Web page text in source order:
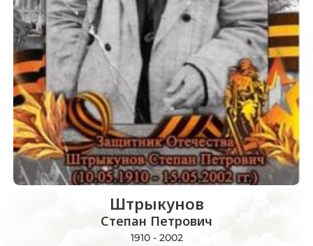
Штрыкунов
Степан Петрович
1910 - 2002